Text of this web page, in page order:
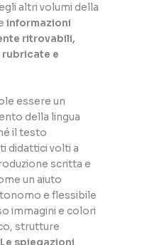
altri volumi della
informazioni
ritrovabili,
e
essere un
della lingua
il testo
didattici volti a
scritta e
un aiuto
e flessibile
immagini e colori
strutture
Le spiegazioni